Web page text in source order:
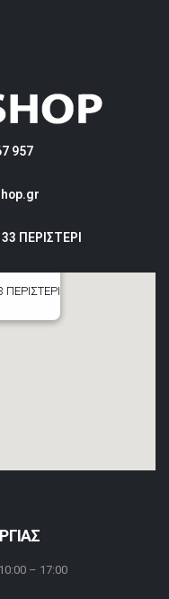
957
ΠΕΡΙΣΤΕΡΙ
ΠΕΡΙΣΤΕΡΙ
– 17:00